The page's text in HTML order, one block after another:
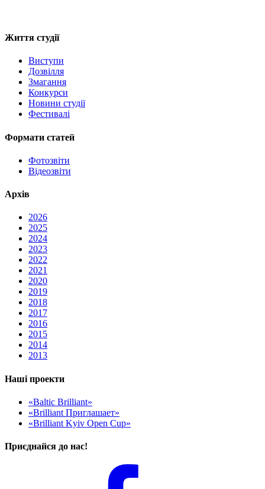
Життя студії
Виступи
Дозвілля
Змагання
Конкурси
Новини студії
Фестивалі
Формати статей
Фотозвіти
Відеозвіти
Архів
2026
2025
2024
2023
2022
2021
2020
2019
2018
2017
2016
2015
2014
2013
Наші проекти
«Baltic Brilliant»
«Brilliant Приглашает»
«Brilliant Kyiv Open Cup»
Приєднайся до нас!